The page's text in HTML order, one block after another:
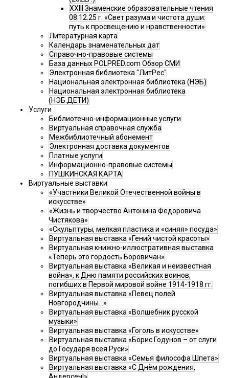
XXIII Знаменские образовательные чтения
08.12.25 г. «Свет разума и чистота души:
путь к просвещению и нравственности»
Литературная карта
Календарь знаменательных дат
Справочно-правовые системы
База данных POLPRED.com Обзор СМИ
Электронная библиотека "ЛитРес"
Национальная электронная библиотека (НЭБ)
Национальная электронная библиотека
(НЭБ.ДЕТИ)
Услуги
Библиотечно-информационные услуги
Виртуальная справочная служба
Межбиблиотечный абонемент
Электронная доставка документов
Платные услуги
Информационно-правовые системы
ПУШКИНСКАЯ КАРТА
Виртуальные выставки
«Участники Великой Отечественной войны в
искусстве»
«Жизнь и творчество Антонина Федоровича
Чистякова»
«Скульптуры, мелкая пластика и «синяя» посуда»
Виртуальная выставка «Гений чистой красоты»
Виртуальная книжно-иллюстративная выставка
«Теперь это гордость Боровичан»
Виртуальная выставка «Великая и неизвестная
война», к Дню памяти российских воинов,
погибших в Первой мировой войне 1914-1918 гг.
Виртуальная выставка «Певец полей
Новгородчины…»
Виртуальная выставка «Волшебник русской
музыки»
Виртуальная выставка «Гоголь в искусстве»
Виртуальная выставка «Борис Годунов – от слуги
до Государя всея Руси»
Виртуальная выставка «Семья философа Шпета»
Виртуальная выставка «С Днём рождения,